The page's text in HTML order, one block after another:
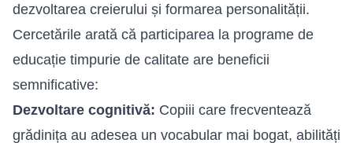
dezvoltarea creierului și formarea personalității.
Cercetările arată că participarea la programe de
educație timpurie de calitate are beneficii
semnificative:
Dezvoltare cognitivă: Copiii care frecventează
grădinița au adesea un vocabular mai bogat, abilități